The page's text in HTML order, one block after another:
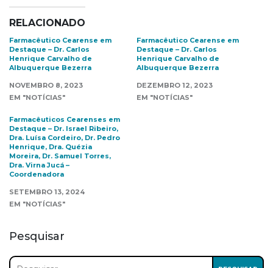
RELACIONADO
Farmacêutico Cearense em
Destaque – Dr. Carlos
Henrique Carvalho de
Albuquerque Bezerra
NOVEMBRO 8, 2023
EM "NOTÍCIAS"
Farmacêutico Cearense em
Destaque – Dr. Carlos
Henrique Carvalho de
Albuquerque Bezerra
DEZEMBRO 12, 2023
EM "NOTÍCIAS"
Farmacêuticos Cearenses em
Destaque – Dr. Israel Ribeiro,
Dra. Luísa Cordeiro, Dr. Pedro
Henrique, Dra. Quézia
Moreira, Dr. Samuel Torres,
Dra. Virna Jucá –
Coordenadora
SETEMBRO 13, 2024
EM "NOTÍCIAS"
Pesquisar
Pesquisar